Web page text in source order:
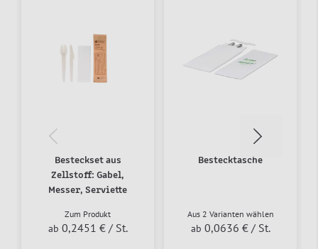
Besteckset aus
Zellstoff: Gabel,
Messer, Serviette
Zum Produkt
ab 0,2451 € / St.
Bestecktasche
Aus 2 Varianten wählen
ab 0,0636 € / St.